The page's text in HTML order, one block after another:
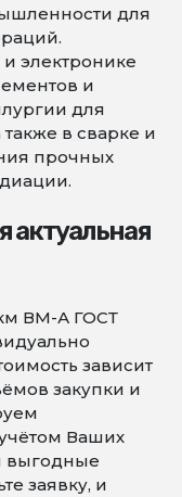
для
электронике
и
для
в сварке и
прочных
актуальная
ВМ-А ГОСТ
зависит
закупки и
Ваших
выгодные
заявку, и